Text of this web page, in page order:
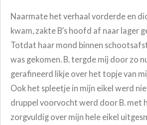
Naarmate het verhaal vorderde en
kwam, zakte B’s hoofd af naar lager
Totdat haar mond binnen
was gekomen. B. tergde mij door zo
gerafineerd likje over het topje van
Ook het spleetje in mijn eikel werd
druppel voorvocht werd door B. met
zorgvuldig over mijn hele eikel